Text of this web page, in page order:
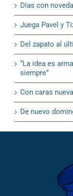
Días con
Juega Pavel y
Del zapato al
“La idea es
siempre”
Con caras
De nuevo